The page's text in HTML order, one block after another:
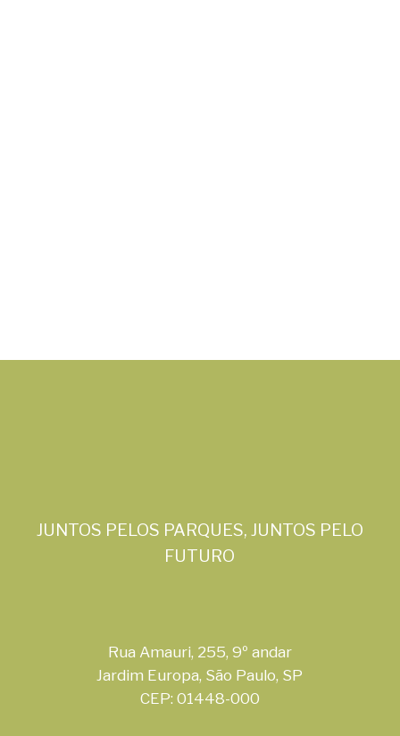
JUNTOS PELOS PARQUES, JUNTOS PELO
FUTURO
Rua Amauri, 255, 9º andar
Jardim Europa, São Paulo, SP
CEP: 01448-000